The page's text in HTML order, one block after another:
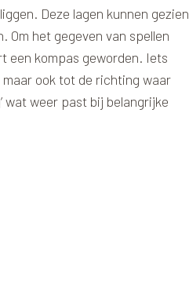
Deze lagen kunnen gezien
het gegeven van spellen
een kompas geworden. Iets
ook tot de richting waar
wat weer past bij belangrijke